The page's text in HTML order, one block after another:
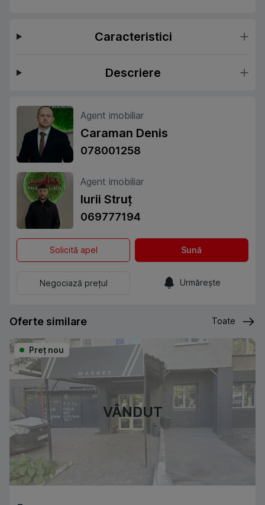
Caracteristici
Descriere
Agent imobiliar
Caraman Denis
078001258
Agent imobiliar
Iurii Struț
069777194
Solicită apel Sună
Negociază prețul Urmărește
Oferte similare Toate
VÂNDUT
Preţ nou